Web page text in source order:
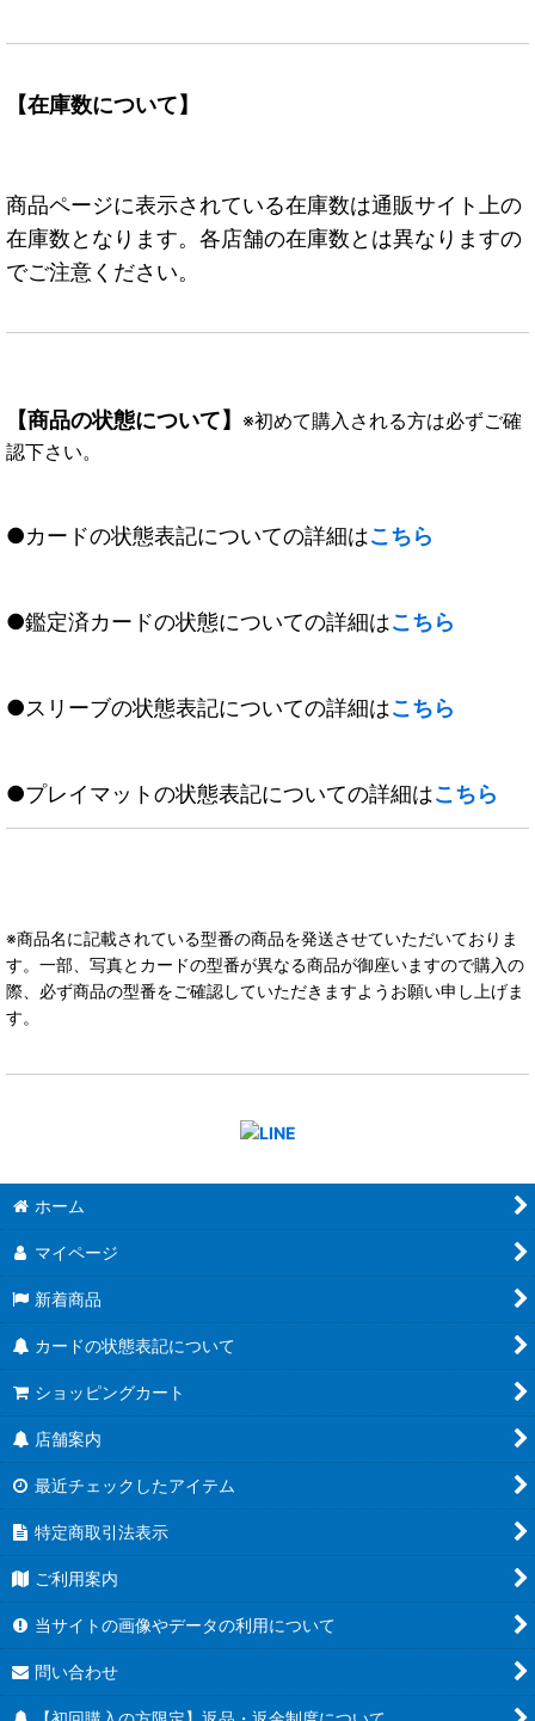
【在庫数について】
商品ページに表示されている在庫数は通販サイト上の
在庫数となります。各店舗の在庫数とは異なりますの
でご注意ください。
【商品の状態について】 ※初めて購入される方は必ずご確
認下さい。
●カードの状態表記についての詳細はこちら
●鑑定済カードの状態についての詳細はこちら
●スリーブの状態表記についての詳細はこちら
●プレイマットの状態表記についての詳細はこちら
※商品名に記載されている型番の商品を発送させていただいておりま
す。一部、写真とカードの型番が異なる商品が御座いますので購入の
際、必ず商品の型番をご確認していただきますようお願い申し上げま
す。
ホーム
マイページ
新着商品
カードの状態表記について
ショッピングカート
店舗案内
最近チェックしたアイテム
特定商取引法表示
ご利用案内
当サイトの画像やデータの利用について
問い合わせ